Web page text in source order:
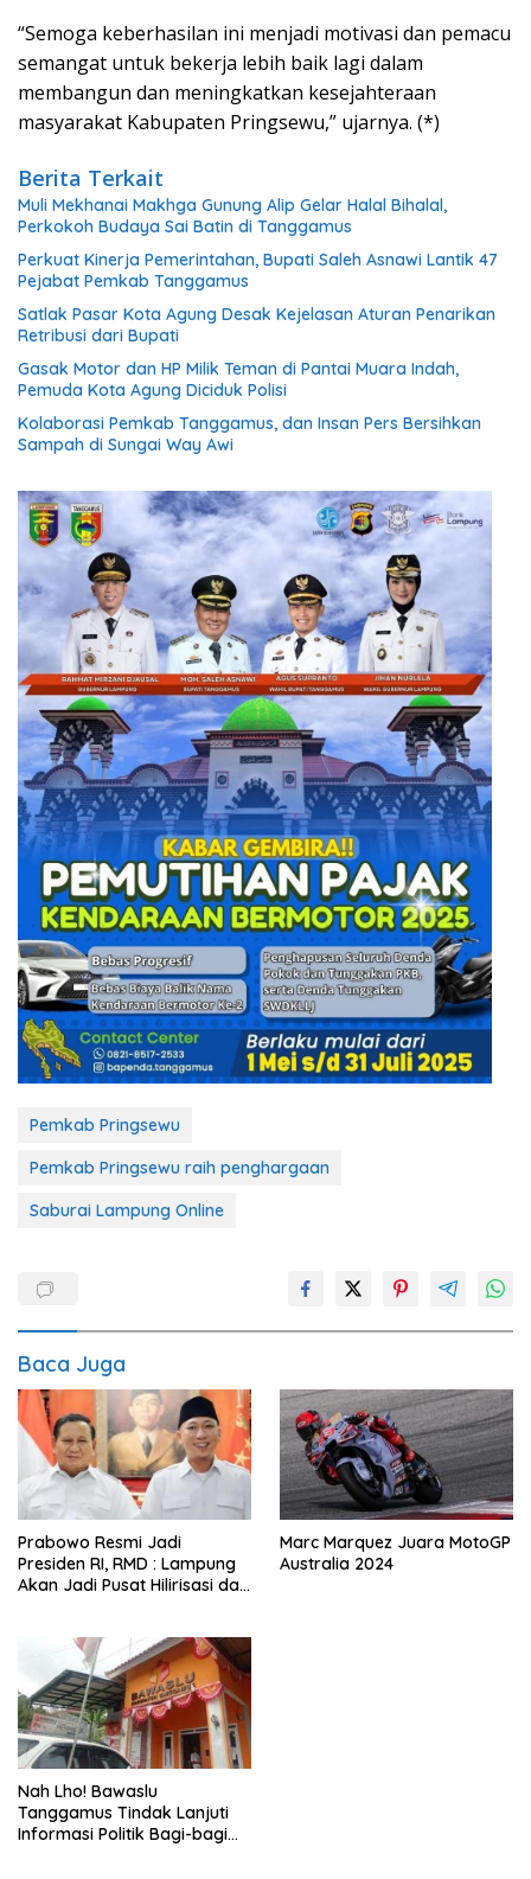
“Semoga keberhasilan ini menjadi motivasi dan pemacu
semangat untuk bekerja lebih baik lagi dalam
membangun dan meningkatkan kesejahteraan
masyarakat Kabupaten Pringsewu,” ujarnya. (*)
Berita Terkait
Muli Mekhanai Makhga Gunung Alip Gelar Halal Bihalal,
Perkokoh Budaya Sai Batin di Tanggamus
Perkuat Kinerja Pemerintahan, Bupati Saleh Asnawi Lantik 47
Pejabat Pemkab Tanggamus
Satlak Pasar Kota Agung Desak Kejelasan Aturan Penarikan
Retribusi dari Bupati
Gasak Motor dan HP Milik Teman di Pantai Muara Indah,
Pemuda Kota Agung Diciduk Polisi
Kolaborasi Pemkab Tanggamus, dan Insan Pers Bersihkan
Sampah di Sungai Way Awi
Pemkab Pringsewu
Pemkab Pringsewu raih penghargaan
Saburai Lampung Online
Baca Juga
Prabowo Resmi Jadi
Presiden RI, RMD : Lampung
Akan Jadi Pusat Hilirisasi dan
Marc Marquez Juara MotoGP
Australia 2024
Nah Lho! Bawaslu
Tanggamus Tindak Lanjuti
Informasi Politik Bagi-bagi